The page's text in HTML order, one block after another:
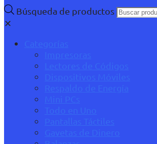
Búsqueda de productos
✕
Categorías
Impresoras
Lectores de Códigos
Dispositivos Móviles
Respaldo de Energía
Mini PCs
Todo en Uno
Pantallas Táctiles
Gavetas de Dinero